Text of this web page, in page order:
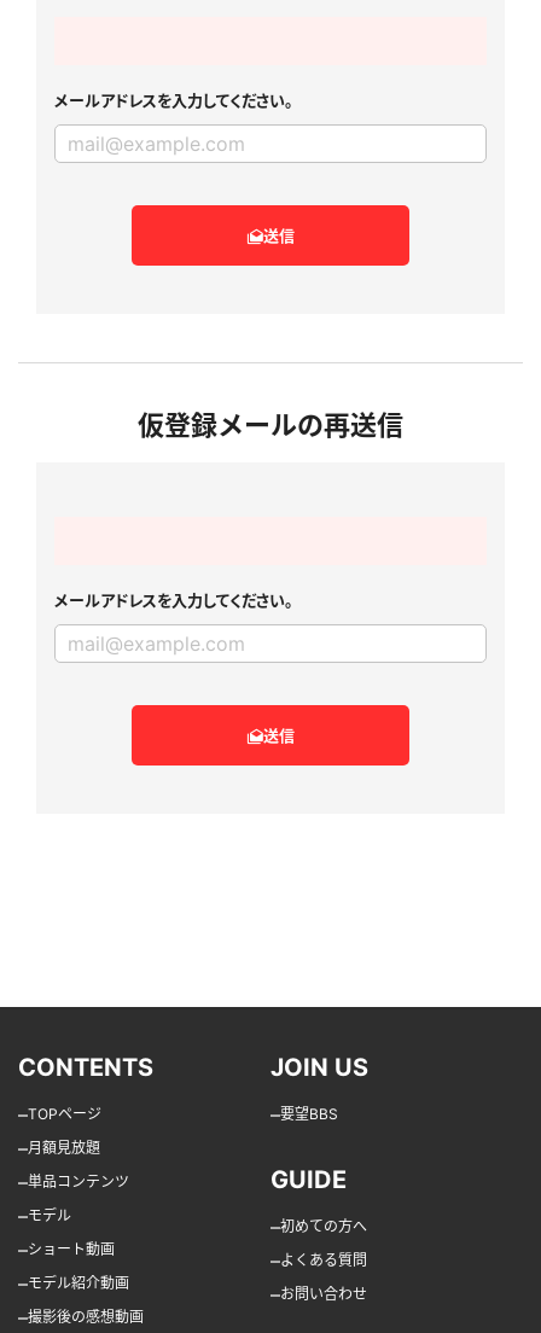
メールアドレスを入力してください。
送信
仮登録メールの再送信
メールアドレスを入力してください。
送信
CONTENTS
–TOPページ
–月額見放題
–単品コンテンツ
–モデル
–ショート動画
–モデル紹介動画
–撮影後の感想動画
JOIN US
–要望BBS
GUIDE
–初めての方へ
–よくある質問
–お問い合わせ